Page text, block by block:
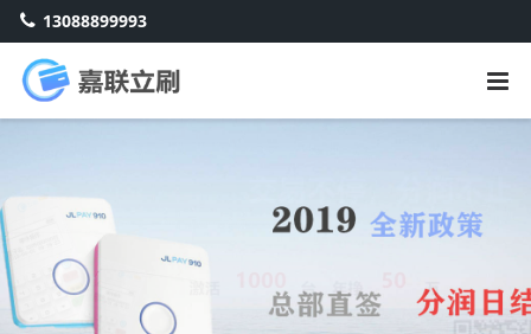
13088899993